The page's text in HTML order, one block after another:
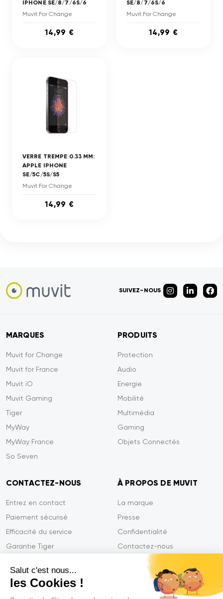
Salut c'est nous...
les Cookies !
IPHONE SE/8/7/6S/6
Muvit For Change
14,99 €
SE/8/7/6S/6
Muvit For Change
14,99 €
VERRE TREMPE 0.33 MM:
APPLE IPHONE
SE/5C/5S/S5
Muvit For Change
14,99 €
SUIVEZ-NOUS
MARQUES
Muvit for Change
Muvit for France
Muvit iO
Muvit Gaming
Tiger
MyWay
MyWay France
So Seven
PRODUITS
Protection
Audio
Energie
Mobilité
Multimédia
Gaming
Objets Connectés
CONTACTEZ-NOUS
Entrez en contact
Paiement sécurisé
Efficacité du service
Garantie Tiger
À PROPOS DE MUVIT
La marque
Presse
Confidentialité
Contactez-nous